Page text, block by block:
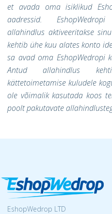
et avada oma isiklikud
aadressid.
allahindlus aktiveeritakse
kehtib ühe kuu alates konto
sa avad oma EshopWedropi
Antud allahindlus
kättetoimetamise kuludele
ole võimalik kasutada koos
poolt pakutavate
EshopWedrop LTD